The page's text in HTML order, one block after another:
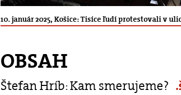
10. január 2025, Košice: Tisíce ľudí protestovali v
OBSAH
Štefan Hríb: Kam smerujeme?